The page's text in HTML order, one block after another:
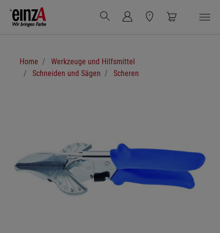
Zum Hauptinhalt springen
Home
Werkzeuge und Hilfsmittel
Schneiden und Sägen
Scheren